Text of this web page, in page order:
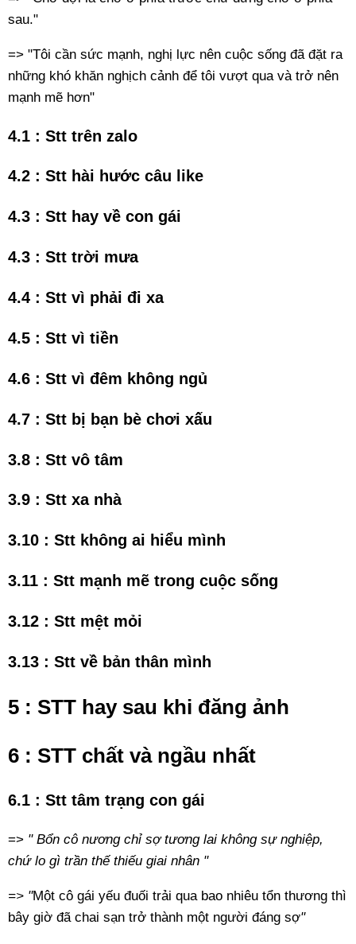
sau."
=> "Tôi cần sức mạnh, nghị lực nên cuộc sống đã đặt ra
những khó khăn nghịch cảnh để tôi vượt qua và trở nên
mạnh mẽ hơn"
4.1 : Stt trên zalo
4.2 : Stt hài hước câu like
4.3 : Stt hay về con gái
4.3 : Stt trời mưa
4.4 : Stt vì phải đi xa
4.5 : Stt vì tiền
4.6 : Stt vì đêm không ngủ
4.7 : Stt bị bạn bè chơi xấu
3.8 : Stt vô tâm
3.9 : Stt xa nhà
3.10 : Stt không ai hiểu mình
3.11 : Stt mạnh mẽ trong cuộc sống
3.12 : Stt mệt mỏi
3.13 : Stt về bản thân mình
5 : STT hay sau khi đăng ảnh
6 : STT chất và ngầu nhất
6.1 : Stt tâm trạng con gái
=> " Bổn cô nương chỉ sợ tương lai không sự nghiệp,
chứ lo gì trần thế thiếu giai nhân "
=> "Một cô gái yếu đuối trải qua bao nhiêu tổn thương thì
bây giờ đã chai sạn trở thành một người đáng sợ"